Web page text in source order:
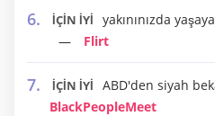
İÇİN İYİ
yakınınızda
Flirt
İÇİN İYİ
ABD'den siyah
BlackPeopleMeet